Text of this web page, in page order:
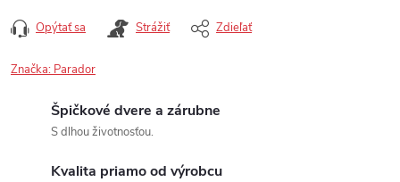
Opýtať sa Strážiť Zdieľať
Značka: Parador
Špičkové dvere a zárubne
S dlhou životnosťou.
Kvalita priamo od výrobcu